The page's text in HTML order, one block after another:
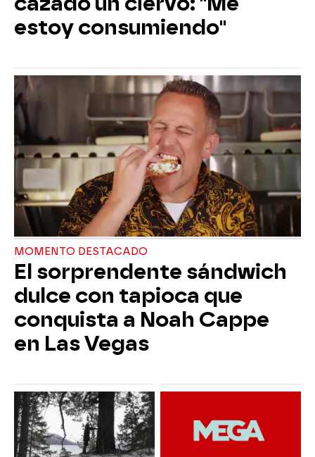
estoy consumiendo"
MOMENTO DESTACADO
El sorprendente sándwich
dulce con tapioca que
conquista a Noah Cappe
en Las Vegas